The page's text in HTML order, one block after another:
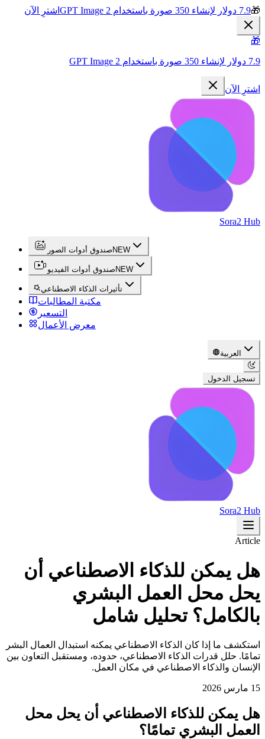
🎁7.9 دولار لإنشاء 350 صورة باستخدام GPT Image 2 اشترِ الآن
🎁
7.9 دولار لإنشاء 350 صورة باستخدام GPT Image 2
اشترِ الآن
Sora2 Hub
صندوق أدوات الصور NEW
صندوق أدوات الفيديو NEW
تأثيرات الذكاء الاصطناعي
مكتبة المطالبات
التسعير
معرض الأعمال
العربية
تسجيل الدخول
Sora2 Hub
Article
هل يمكن للذكاء الاصطناعي أن
يحل محل العمل البشري
بالكامل؟ تحليل شامل
استكشف ما إذا كان الذكاء الاصطناعي يمكنه استبدال العمال البشر
تمامًا. حلل قدرات الذكاء الاصطناعي، حدوده، ومستقبل التعاون بين
الإنسان والذكاء الاصطناعي في مكان العمل.
15 مارس 2026
هل يمكن للذكاء الاصطناعي أن يحل محل
العمل البشري تمامًا؟